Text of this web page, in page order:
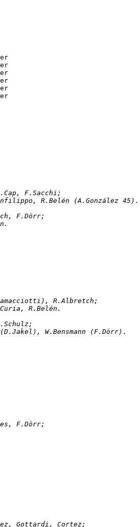
V.Cap, F.Sacchi;
R.Belén (A.González 45).
F.Dörr;
(R.Ramacciotti), R.Albretch;
R.Belén.
R.Schulz;
(D.Jakel), W.Bensmann (F.Dörr).
F.Dörr;
Gottardi, Cortez;